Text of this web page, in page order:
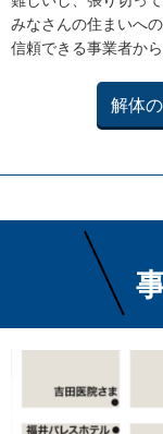
みなさんの住まいへ
信頼できる事業者か
解体